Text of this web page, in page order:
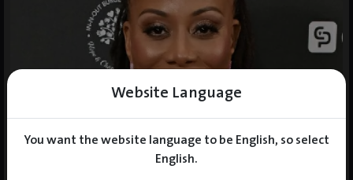
Website Language
You want the website language to be English, so select
English.